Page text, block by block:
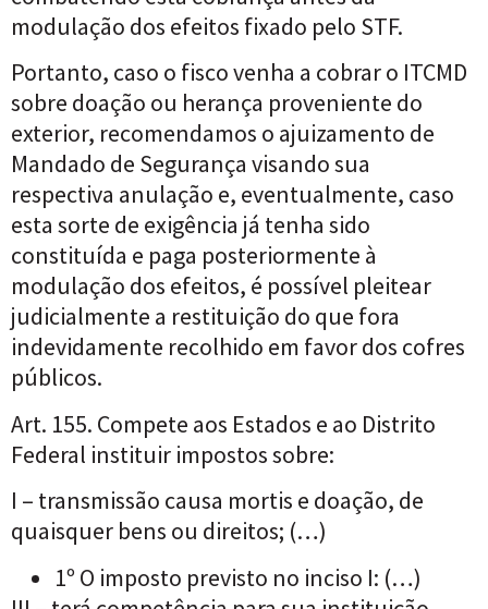
modulação dos efeitos fixado pelo STF.
Portanto, caso o fisco venha a cobrar o ITCMD
sobre doação ou herança proveniente do
exterior, recomendamos o ajuizamento de
Mandado de Segurança visando sua
respectiva anulação e, eventualmente, caso
esta sorte de exigência já tenha sido
constituída e paga posteriormente à
modulação dos efeitos, é possível pleitear
judicialmente a restituição do que fora
indevidamente recolhido em favor dos cofres
públicos.
Art. 155. Compete aos Estados e ao Distrito
Federal instituir impostos sobre:
I – transmissão causa mortis e doação, de
quaisquer bens ou direitos; (…)
1º O imposto previsto no inciso I: (…)